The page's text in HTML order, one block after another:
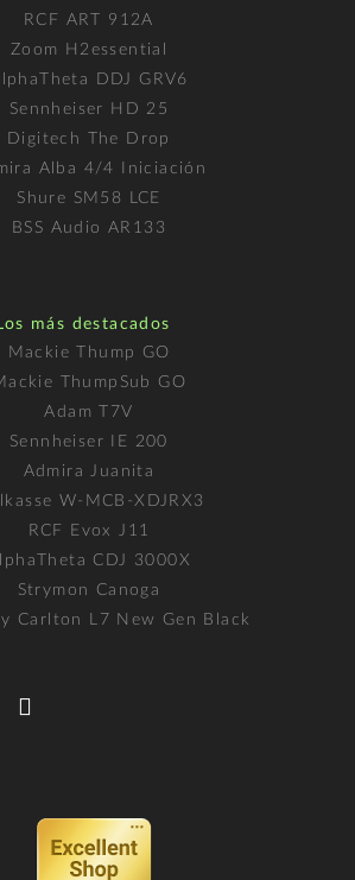
RCF ART 912A
Zoom H2essential
DDJ GRV6
Sennheiser HD 25
Digitech The Drop
Alba 4/4 Iniciación
Shure SM58 LCE
BSS Audio AR133
más destacados
Mackie Thump GO
ThumpSub GO
Adam T7V
Sennheiser IE 200
Admira Juanita
W-MCB-XDJRX3
RCF Evox J11
CDJ 3000X
Strymon Canoga
Carlton L7 New Gen Black